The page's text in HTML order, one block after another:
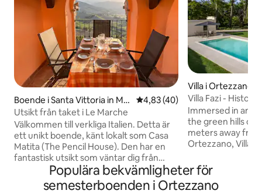
Boende i Santa Vittoria in Mat
enano
4,83 av 5 i genomsnittligt
4,83 (40)
Utsikt från taket i Le Marche
Välkommen till verkliga Italien. Detta är
ett unikt boende, känt lokalt som Casa
Matita (The Pencil House). Den har en
fantastisk utsikt som väntar dig från
loggian (täckt terrass). Koppla av, läs,
drick prosecco eller ät medan du tittar
på fantastiska solnedgångar i den
Villa i Ortezzano
Villa Fazi -
luftkonditionering
Immersed in an
the green hills of
meters away
Ortezzano, Villa
enchanting
with A/C, 5
accommodate up
Populära bekvämligheter för
semesterboenden i Ortezzano